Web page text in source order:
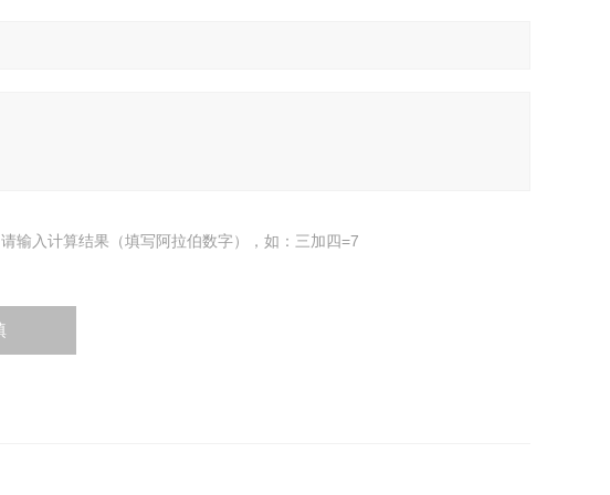
请输入计算结果（填写阿拉伯数字），如：三加四=7